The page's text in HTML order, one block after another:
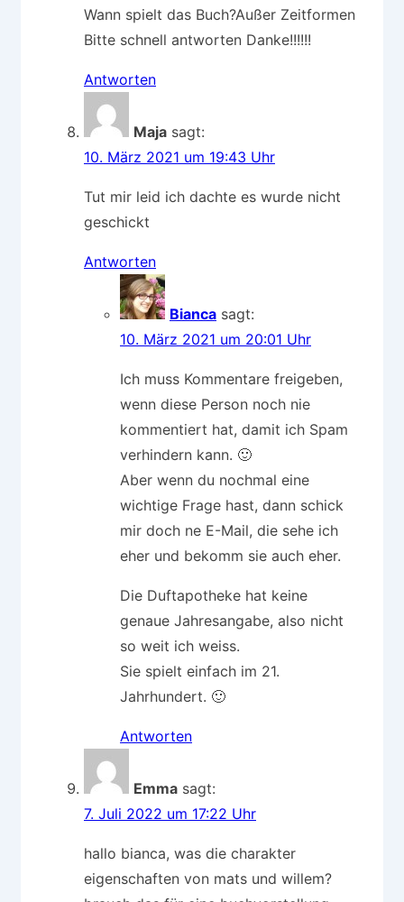
Wann spielt das Buch?Außer Zeitformen
Bitte schnell antworten Danke!!!!!!
Antworten
Maja sagt:
10. März 2021 um 19:43 Uhr
Tut mir leid ich dachte es wurde nicht
geschickt
Antworten
Bianca sagt:
10. März 2021 um 20:01 Uhr
Ich muss Kommentare freigeben,
wenn diese Person noch nie
kommentiert hat, damit ich Spam
verhindern kann. 🙂
Aber wenn du nochmal eine
wichtige Frage hast, dann schick
mir doch ne E-Mail, die sehe ich
eher und bekomm sie auch eher.
Die Duftapotheke hat keine
genaue Jahresangabe, also nicht
so weit ich weiss.
Sie spielt einfach im 21.
Jahrhundert. 🙂
Antworten
Emma sagt:
7. Juli 2022 um 17:22 Uhr
hallo bianca, was die charakter
eigenschaften von mats und willem?